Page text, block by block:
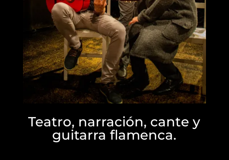
Teatro, narración, cante y
guitarra flamenca.